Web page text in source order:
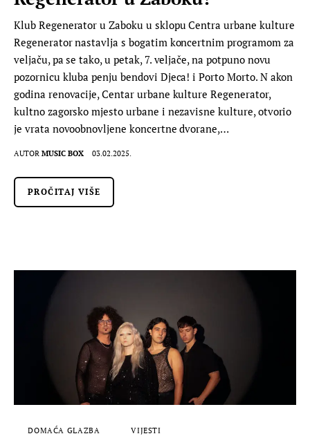
Klub Regenerator u Zaboku u sklopu Centra urbane kulture
Regenerator nastavlja s bogatim koncertnim programom za
veljaču, pa se tako, u petak, 7. veljače, na potpuno novu
pozornicu kluba penju bendovi Djeca! i Porto Morto. N akon
godina renovacije, Centar urbane kulture Regenerator,
kultno zagorsko mjesto urbane i nezavisne kulture, otvorio
je vrata novoobnovljene koncertne dvorane,…
AUTOR MUSIC BOX 03.02.2025.
PROČITAJ VIŠE
DOMAĆA GLAZBA VIJESTI